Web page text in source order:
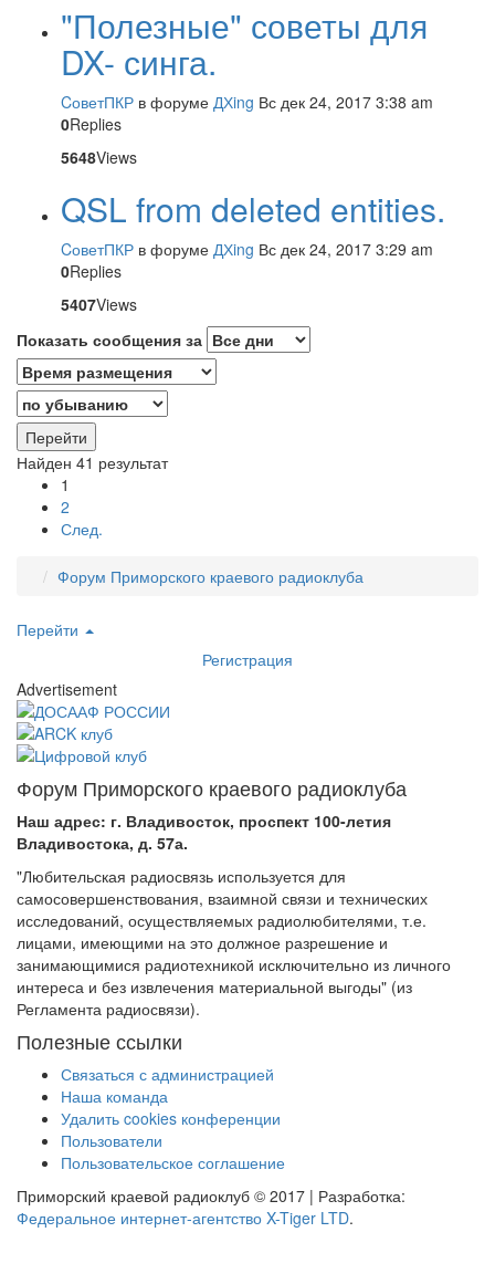
"Полезные" советы для
DX- синга.
CоветПКР в форуме ДХing Вс дек 24, 2017 3:38 am
0Replies
5648Views
QSL from deleted entities.
CоветПКР в форуме ДХing Вс дек 24, 2017 3:29 am
0Replies
5407Views
Показать сообщения за
Найден 41 результат
1
2
След.
Форум Приморского краевого радиоклуба
Перейти
Регистрация
Advertisement
Форум Приморского краевого радиоклуба
Наш адрес: г. Владивосток, проспект 100-летия
Владивостока, д. 57а.
"Любительская радиосвязь используется для
самосовершенствования, взаимной связи и технических
исследований, осуществляемых радиолюбителями, т.е.
лицами, имеющими на это должное разрешение и
занимающимися радиотехникой исключительно из личного
интереса и без извлечения материальной выгоды" (из
Регламента радиосвязи).
Полезные ссылки
Связаться с администрацией
Наша команда
Удалить cookies конференции
Пользователи
Пользовательское соглашение
Приморский краевой радиоклуб © 2017 | Разработка:
Федеральное интернет-агентство X-Tiger LTD.